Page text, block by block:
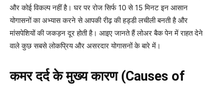
और कोई विकल्प नहीं है। घर पर रोज सिर्फ 10 से 15 मिनट इन आसान
योगासनों का अभ्यास करने से आपकी रीढ़ की हड्डी लचीली बनती है और
मांसपेशियों की जकड़न दूर होती है। आइए जानते हैं लोअर बैक पेन में राहत देने
वाले कुछ सबसे लोकप्रिय और असरदार योगासनों के बारे में।
कमर दर्द के मुख्य कारण (Causes of